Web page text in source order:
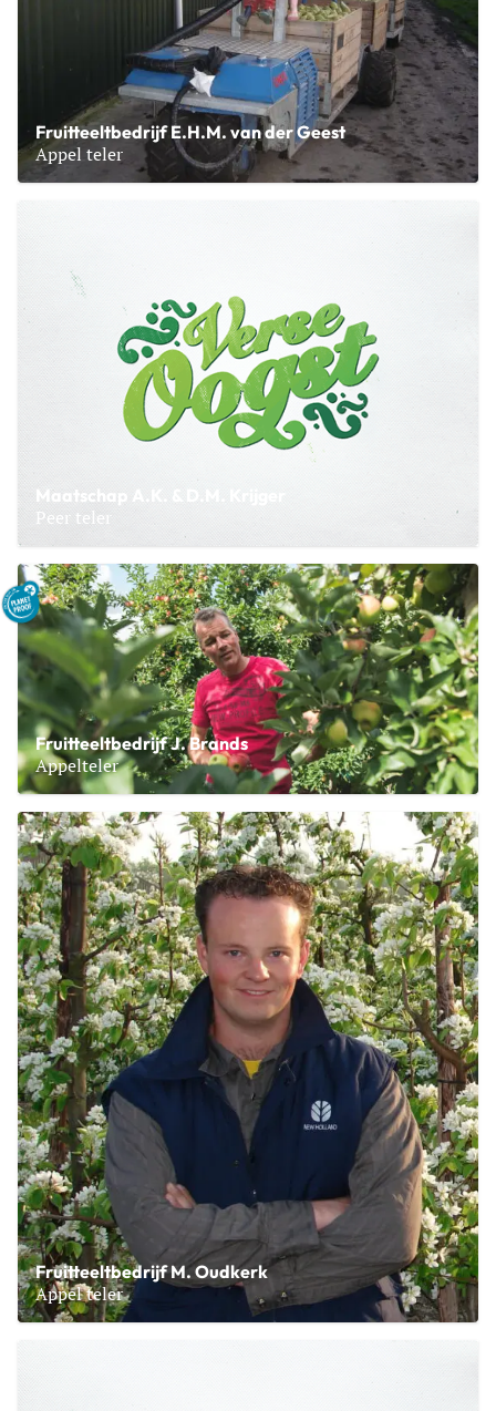
Fruitteeltbedrijf E.H.M. van der Geest
Appel teler
Maatschap A.K. & D.M. Krijger
Peer teler
Lees meer over Maatschap A.K. & D.M. Krijger
Fruitteeltbedrijf J. Brands
Appelteler
Lees meer over Fruitteeltbedrijf J. Brands
Fruitteeltbedrijf M. Oudkerk
Appel teler